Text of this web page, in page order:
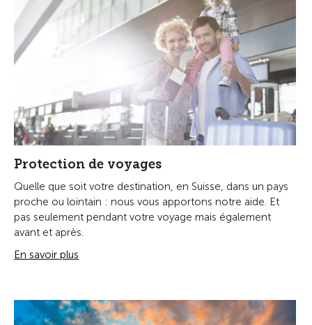
Protection de voyages
Quelle que soit votre destination, en Suisse, dans un pays
proche ou lointain : nous vous apportons notre aide. Et
pas seulement pendant votre voyage mais également
avant et après.
En savoir plus